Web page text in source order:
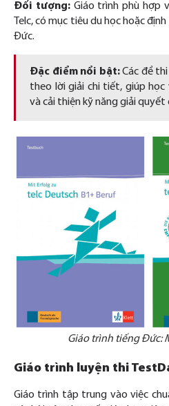
Đối tượng: Giáo trình phù hợp
Telc, có mục tiêu du học hoặc
Đức.
Đặc điểm nổi bật:Các đề thi
theo lời giải chi tiết, giúp học
và cải thiện kỹ năng giải quyết
Giáo trình tiếng Đức:
Giáo trình luyện thi
Giáo trình tập trung vào việc